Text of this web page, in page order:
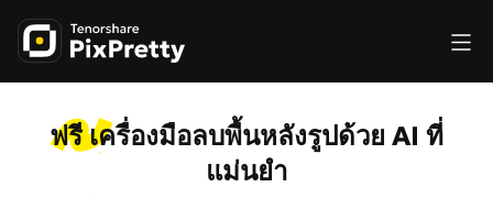
ฟรีเครื่องมือลบพื้นหลังรูปด้วย AI ที่
แม่นยำ